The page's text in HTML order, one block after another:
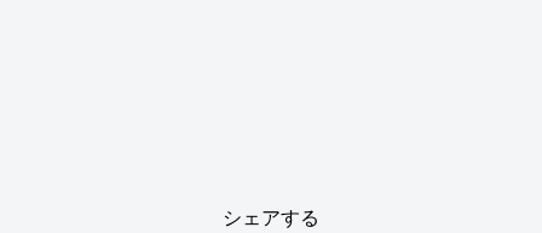
シェアする